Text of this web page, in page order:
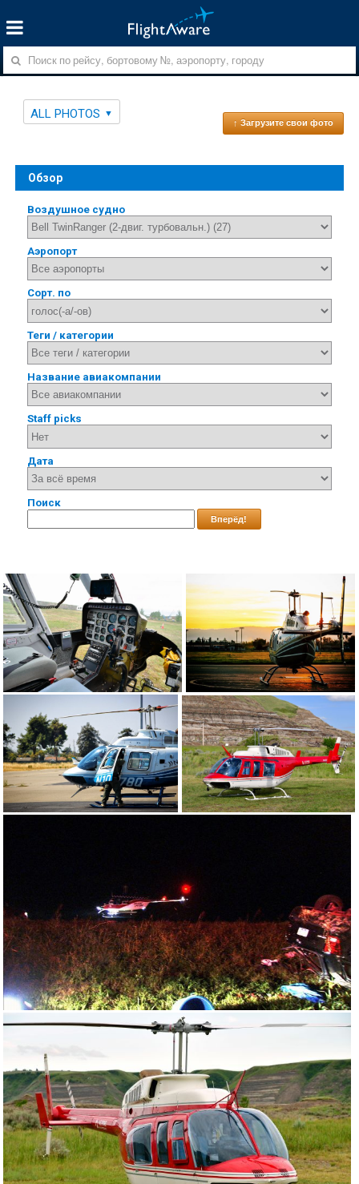
ALL PHOTOS
↑ Загрузите свои фото
Обзор
Воздушное судно
Аэропорт
Сорт. по
Теги / категории
Название авиакомпании
Staff picks
Дата
Поиск
Вперёд!